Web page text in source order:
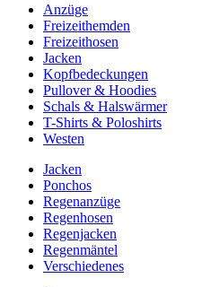
Anzüge
Freizeithemden
Freizeithosen
Jacken
Kopfbedeckungen
Pullover & Hoodies
Schals & Halswärmer
T-Shirts & Poloshirts
Westen
Jacken
Ponchos
Regenanzüge
Regenhosen
Regenjacken
Regenmäntel
Verschiedenes